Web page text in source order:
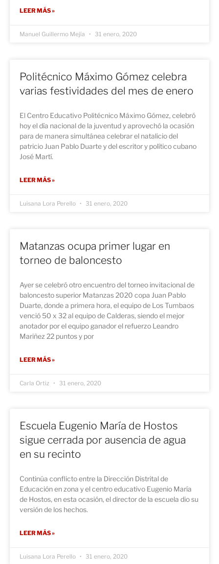
LEER MÁS »
Manuel Guillermo Mejía 31 enero, 2020
Politécnico Máximo Gómez celebra
varias festividades del mes de enero
El Centro Educativo Politécnico Máximo Gómez, celebró
hoy el día nacional de la juventud y aprovechó la ocasión
para de manera simultánea celebrar el natalicio del
patricio Juan Pablo Duarte y del escritor y político cubano
José Martí.
LEER MÁS »
Luisana Lora Perello 31 enero, 2020
Matanzas ocupa primer lugar en
torneo de baloncesto
Ayer se celebró otro encuentro del torneo invitacional de
baloncesto superior Matanzas 2020 copa Juan Pablo
Duarte, donde a primera hora, el equipo de Los Tumbaos
venció 50 x 32 al equipo de Calderas, siendo el mejor
anotador por el equipo ganador el refuerzo Leandro
Mariñez 22 puntos y por
LEER MÁS »
Carla Ortiz 31 enero, 2020
Escuela Eugenio María de Hostos
sigue cerrada por ausencia de agua
en su recinto
Continúa conflicto entre la Dirección Distrital de
Educación en zona y el centro educativo Eugenio María
de Hostos, en esta ocasión, el director de la escuela dio su
versión de los hechos.
LEER MÁS »
Luisana Lora Perello 31 enero, 2020